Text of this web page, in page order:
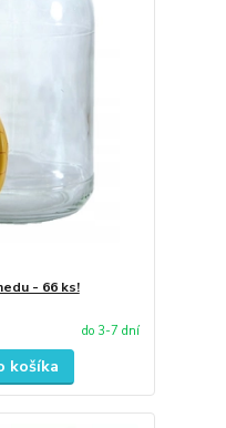
- 66 ks!
do 3-7 dní
košíka